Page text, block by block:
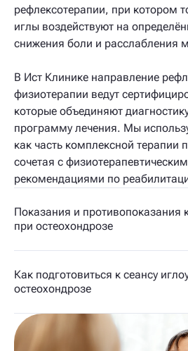
рефлексотерапии, при котором
иглы воздействуют на
снижения боли и расслабления
В Ист Клинике направление
физиотерапии ведут
которые объединяют
программу лечения. Мы
как часть комплексной терапии
сочетая с
рекомендациями по
Показания и противопоказания
при остеохондрозе
Как подготовиться к сеансу
остеохондрозе